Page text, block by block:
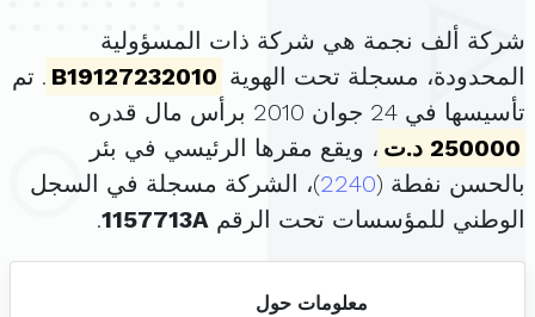
شركة ألف نجمة هي شركة ذات المسؤولية
المحدودة، مسجلة تحت الهوية B19127232010 . تم
تأسيسها في 24 جوان 2010 برأس مال قدره
250000 د.ت
، ويقع مقرها الرئيسي في بئر
بالحسن نفطة (2240)، الشركة مسجلة في السجل
الوطني للمؤسسات تحت الرقم 1157713A
.
معلومات حول